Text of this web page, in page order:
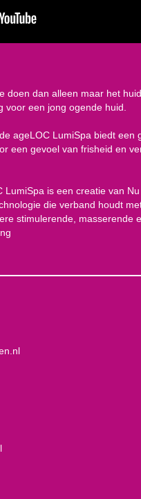
doen dan alleen maar het
voor een jong ogende huid.
ageLOC LumiSpa biedt een
een gevoel van frisheid en
LumiSpa is een creatie van
die verband houdt
stimulerende, masserende